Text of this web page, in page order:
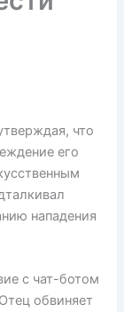
что
его
нападения
с чат-ботом
обвиняет